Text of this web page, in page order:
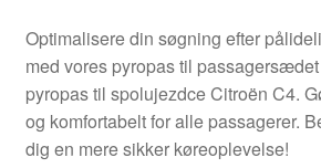
Vilkår og betingelser
Optimalisere din søgning efter
med vores pyropas til
pyropas til spolujezdce Citroën C4.
og komfortabelt for alle passagerer.
dig en mere sikker køreoplevelse!